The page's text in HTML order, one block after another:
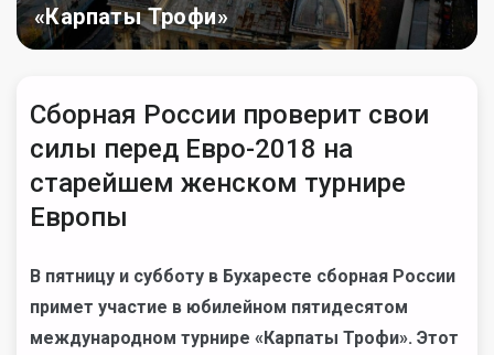
«Карпаты Трофи»
Сборная России проверит свои
силы перед Евро-2018 на
старейшем женском турнире
Европы
В пятницу и субботу в Бухаресте сборная России
примет участие в юбилейном пятидесятом
международном турнире «Карпаты Трофи». Этот